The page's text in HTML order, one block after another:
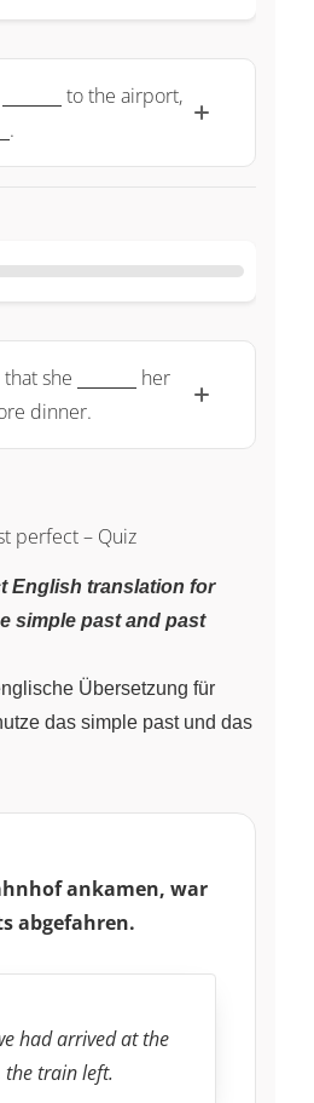
\underline{~\qquad~}
to the airport,
.
she \underline{~\qquad~}
her
dinner.
perfect – Quiz
English translation for
simple past and past
Übersetzung für
das simple past und das
ankamen, war
abgefahren.
had arrived at the
the train left.